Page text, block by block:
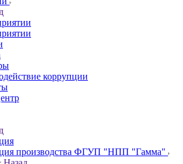
коррупции
производства ФГУП "НПП "Гамма"